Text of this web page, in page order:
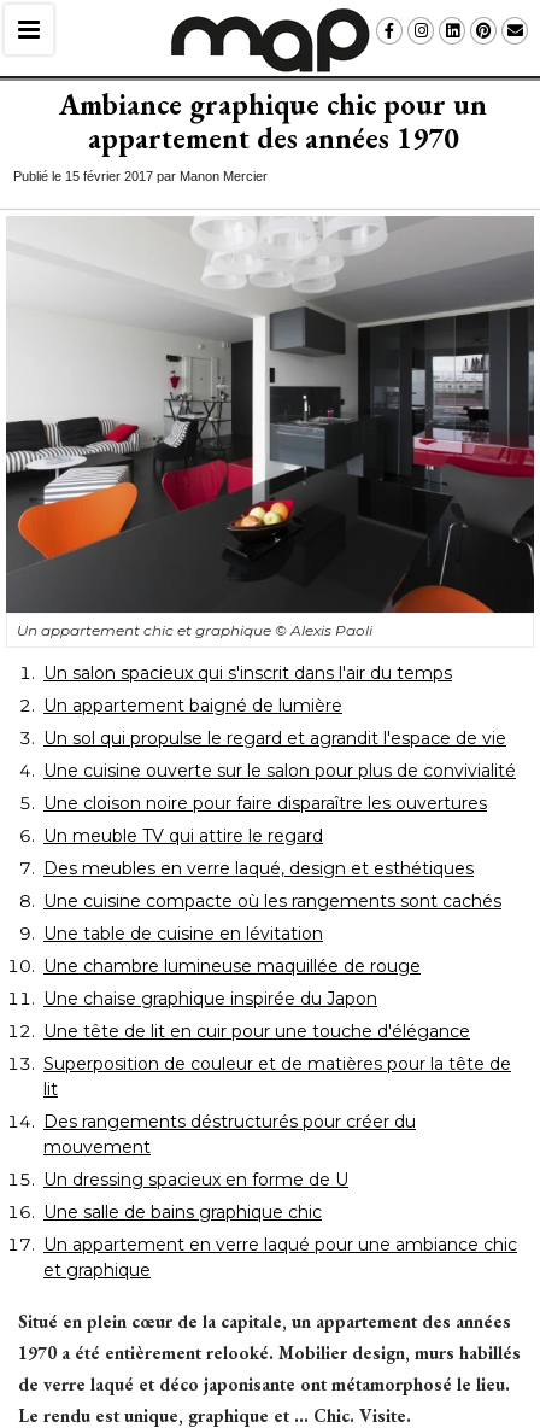
Ambiance graphique chic pour un
appartement des années 1970
Publié le 15 février 2017 par Manon Mercier
Un appartement chic et graphique © Alexis Paoli
Un salon spacieux qui s'inscrit dans l'air du temps
Un appartement baigné de lumière
Un sol qui propulse le regard et agrandit l'espace de vie
Une cuisine ouverte sur le salon pour plus de convivialité
Une cloison noire pour faire disparaître les ouvertures
Un meuble TV qui attire le regard
Des meubles en verre laqué, design et esthétiques
Une cuisine compacte où les rangements sont cachés
Une table de cuisine en lévitation
Une chambre lumineuse maquillée de rouge
Une chaise graphique inspirée du Japon
Une tête de lit en cuir pour une touche d'élégance
Superposition de couleur et de matières pour la tête de
lit
Des rangements déstructurés pour créer du
mouvement
Un dressing spacieux en forme de U
Une salle de bains graphique chic
Un appartement en verre laqué pour une ambiance chic
et graphique
Situé en plein cœur de la capitale, un appartement des années
1970 a été entièrement relooké. Mobilier design, murs habillés
de verre laqué et déco japonisante ont métamorphosé le lieu.
Le rendu est unique, graphique et ... Chic. Visite.